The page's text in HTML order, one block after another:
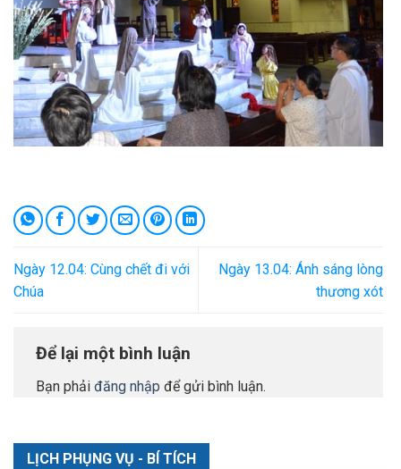
Ngày 12.04: Cùng chết đi với
Chúa
Ngày 13.04: Ánh sáng lòng
thương xót
Để lại một bình luận
Bạn phải đăng nhập để gửi bình luận.
LỊCH PHỤNG VỤ - BÍ TÍCH